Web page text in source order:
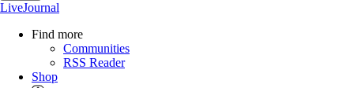
LiveJournal
Find more
Communities
RSS Reader
Shop